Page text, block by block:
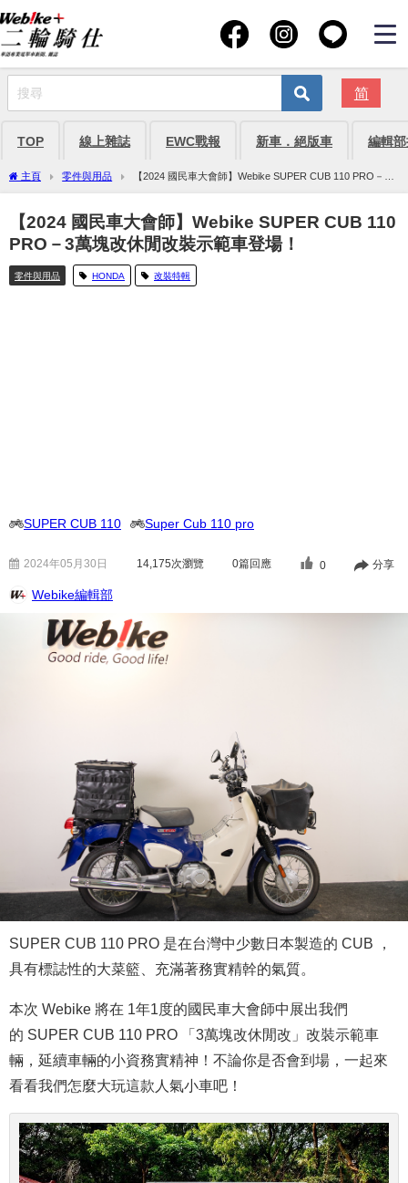
简
TOP 線上雜誌 EWC戰報 新車．絕版車 編輯
主頁 零件與用品
【2024 國民車大會師】Webike SUPER CUB 110 PRO－3
萬塊改休閒改裝示範車登場！
【2024 國民車大會師】Webike SUPER CUB 110
PRO－3萬塊改休閒改裝示範車登場！
零件與用品 HONDA 改裝特輯
SUPER CUB 110 Super Cub 110 pro
2024年05月30日 14,175次瀏覽 0篇回應 0 分享
Webike編輯部
SUPER CUB 110 PRO 是在台灣中少數日本製造的 CUB ，
具有標誌性的大菜籃、充滿著務實精幹的氣質。
本次 Webike 將在 1年1度的國民車大會師中展出我們
的 SUPER CUB 110 PRO 「3萬塊改休閒改」改裝示範車
輛，延續車輛的小資務實精神！不論你是否會到場，一起來
看看我們怎麼大玩這款人氣小車吧！